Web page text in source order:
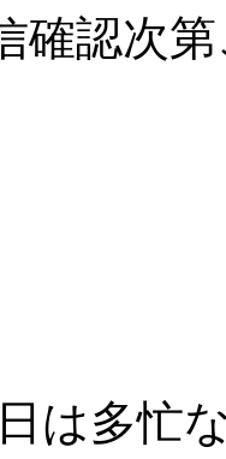
確認次
は多忙